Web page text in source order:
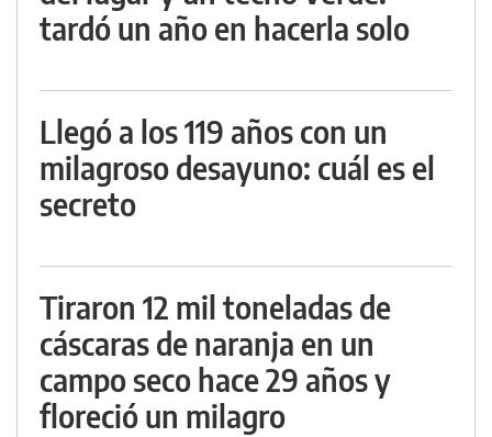
tardó un año en hacerla solo
Llegó a los 119 años con un
milagroso desayuno: cuál es el
secreto
Tiraron 12 mil toneladas de
cáscaras de naranja en un
campo seco hace 29 años y
floreció un milagro